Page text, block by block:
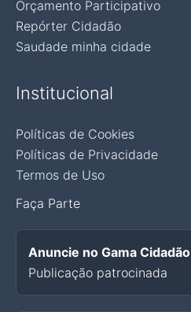
Orçamento Participativo
Repórter Cidadão
Saudade minha cidade
Institucional
Políticas de Cookies
Políticas de Privacidade
Termos de Uso
Faça Parte
Anuncie no Gama Cidadão
Publicação patrocinada